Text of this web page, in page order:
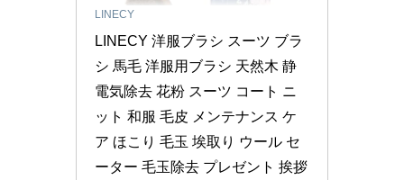
LINECY
LINECY 洋服ブラシ スーツ ブラ
シ 馬毛 洋服用ブラシ 天然木 静
電気除去 花粉 スーツ コート ニ
ット 和服 毛皮 メンテナンス ケ
ア ほこり 毛玉 埃取り ウール セ
ーター 毛玉除去 プレゼント 挨拶